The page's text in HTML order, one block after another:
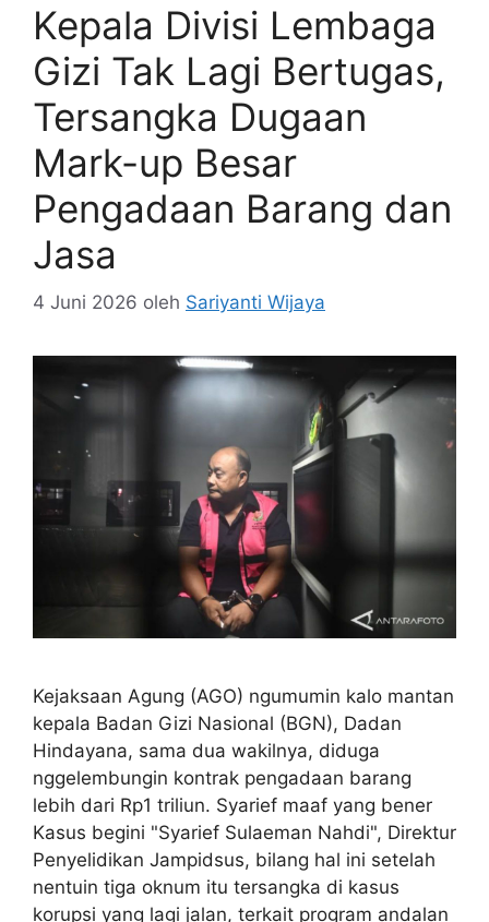
Kepala Divisi Lembaga
Gizi Tak Lagi Bertugas,
Tersangka Dugaan
Mark-up Besar
Pengadaan Barang dan
Jasa
4 Juni 2026 oleh Sariyanti Wijaya
Kejaksaan Agung (AGO) ngumumin kalo mantan
kepala Badan Gizi Nasional (BGN), Dadan
Hindayana, sama dua wakilnya, diduga
nggelembungin kontrak pengadaan barang
lebih dari Rp1 triliun. Syarief maaf yang bener
Kasus begini "Syarief Sulaeman Nahdi", Direktur
Penyelidikan Jampidsus, bilang hal ini setelah
nentuin tiga oknum itu tersangka di kasus
korupsi yang lagi jalan, terkait program andalan